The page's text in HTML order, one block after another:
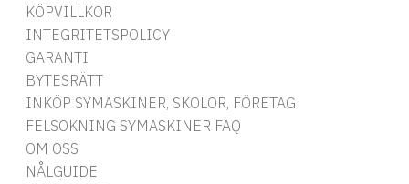
KÖPVILLKOR
INTEGRITETSPOLICY
GARANTI
BYTESRÄTT
INKÖP SYMASKINER, SKOLOR, FÖRETAG
FELSÖKNING SYMASKINER FAQ
OM OSS
NÅLGUIDE